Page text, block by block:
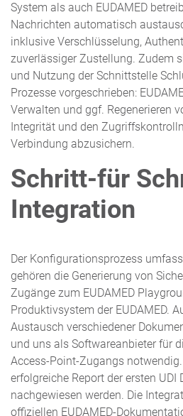
System als auch EUDAMED
Nachrichten automatisch
inklusive Verschlüsselung,
zuverlässiger Zustellung. Zudem
und Nutzung der Schnittstelle
Prozesse vorgeschrieben:
Verwalten und ggf. Regenerieren
Integrität und den
Verbindung abzusichern.
Schritt-für
Integration
Der Konfigurationsprozess
gehören die Generierung von
Zugänge zum EUDAMED
Produktivsystem der EUDAMED.
Austausch verschiedener
und uns als Softwareanbieter für
Access-Point-Zugangs
erfolgreiche Report der ersten UDI
nachgewiesen werden. Die
offiziellen EUDAMED-